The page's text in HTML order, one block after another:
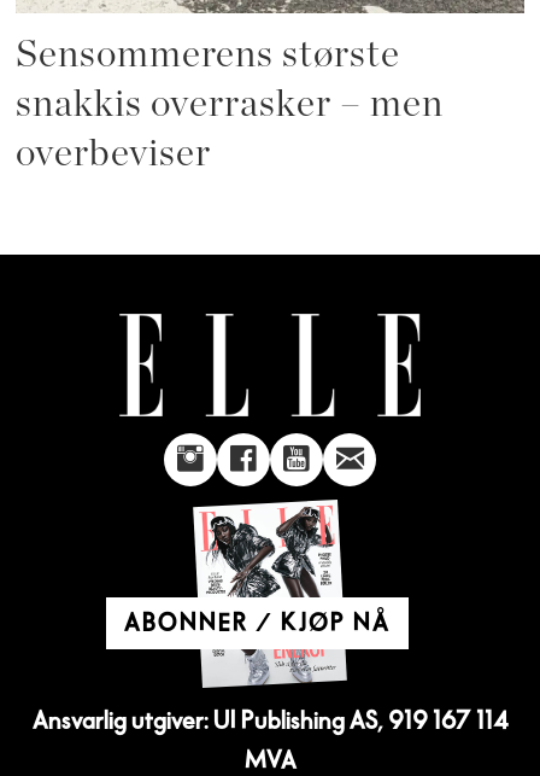
Sensommerens største
snakkis overrasker – men
overbeviser
ABONNER / KJØP NÅ
Ansvarlig utgiver: UI Publishing AS, 919 167 114
MVA